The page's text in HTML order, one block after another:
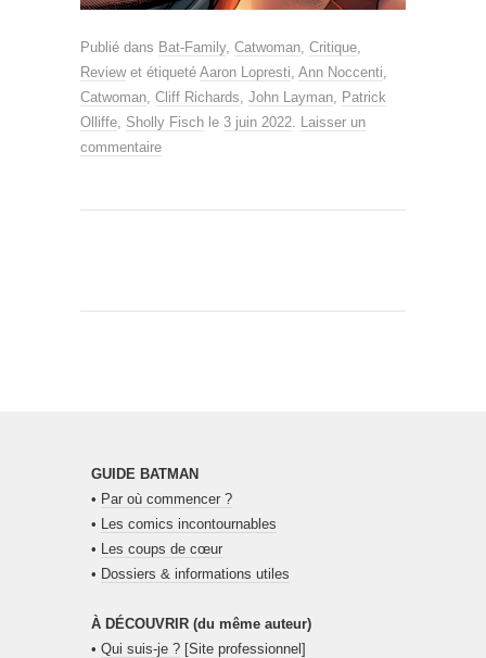
Publié dans Bat-Family, Catwoman Critique
Reviewet étiqueté Aaron Lopresti Ann Noccenti
Catwoman Cliff Richards John Layman Patrick
Olliffe Sholly Fisch le 3 juin 2022 Laisser un
commentaire
GUIDE BATMAN
• Par où commencer ?
• Les comics incontournables
• Les coups de cœur
• Dossiers & informations utiles
À DÉCOUVRIR (du même auteur)
• Qui suis-je ? [Site professionnel]